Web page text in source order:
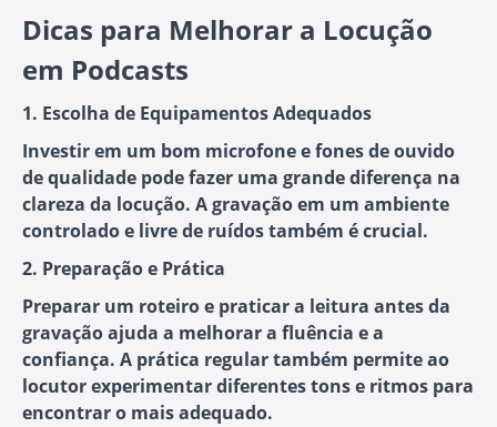
Dicas para Melhorar a Locução
em Podcasts
1. Escolha de Equipamentos Adequados
Investir em um bom microfone e fones de ouvido
de qualidade pode fazer uma grande diferença na
clareza da locução. A gravação em um ambiente
controlado e livre de ruídos também é crucial.
2. Preparação e Prática
Preparar um roteiro e praticar a leitura antes da
gravação ajuda a melhorar a fluência e a
confiança. A prática regular também permite ao
locutor experimentar diferentes tons e ritmos para
encontrar o mais adequado.